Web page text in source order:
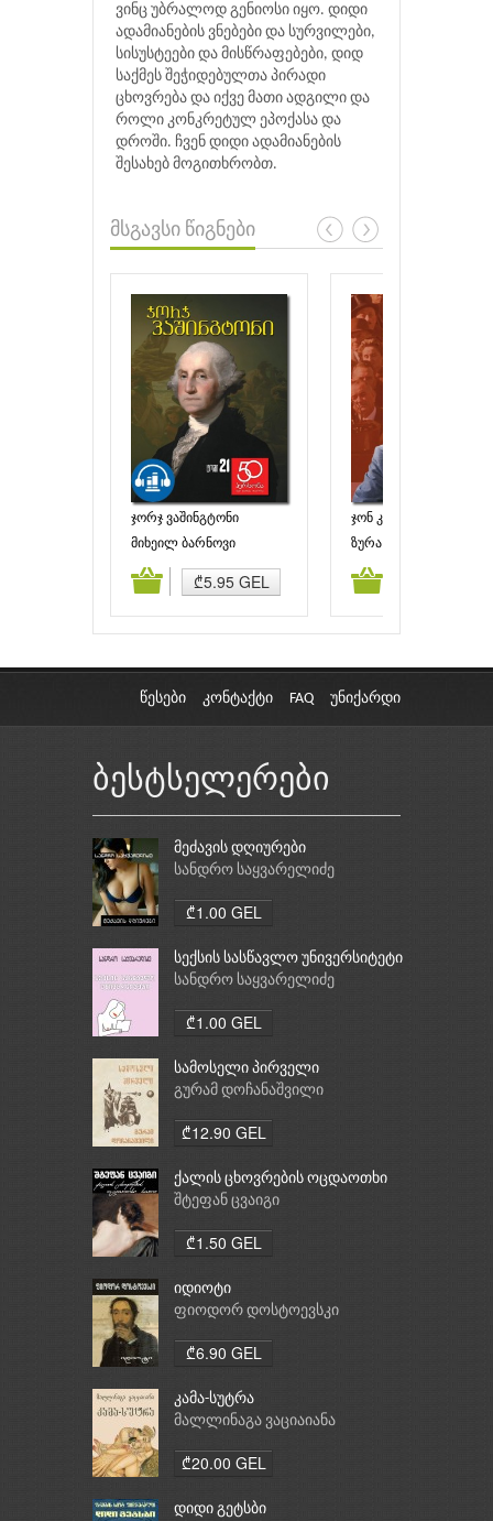
ვინც უბრალოდ გენიოსი იყო. დიდი
ადამიანების ვნებები და სურვილები,
სისუსტეები და მისწრაფებები, დიდ
საქმეს შეჭიდებულთა პირადი
ცხოვრება და იქვე მათი ადგილი და
როლი კონკრეტულ ეპოქასა და
დროში. ჩვენ დიდი ადამიანების
შესახებ მოგითხრობთ.
მსგავსი წიგნები
ჯორჯ ვაშინგტონი
მიხეილ ბარნოვი
₾5.95 GEL
ჯონ კენედი
ზურა აბაშიძე
კალათაში დამატება კალათაში
წესები კონტაქტი FAQ უნიქარდი
ბესტსელერები
მეძავის დღიურები
სანდრო საყვარელიძე
₾1.00 GEL
სექსის სასწავლო უნივერსიტეტი
სანდრო საყვარელიძე
₾1.00 GEL
სამოსელი პირველი
გურამ დოჩანაშვილი
₾12.90 GEL
ქალის ცხოვრების ოცდაოთხი
საათი
შტეფან ცვაიგი
₾1.50 GEL
იდიოტი
ფიოდორ დოსტოევსკი
₾6.90 GEL
კამა-სუტრა
მალლინაგა ვაციაიანა
₾20.00 GEL
დიდი გეტსბი